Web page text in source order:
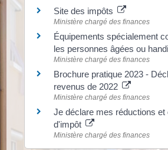
Site des impôts
Ministère chargé des finances
Équipements spécialement
les personnes âgées ou
Ministère chargé des finances
Brochure pratique 2023 -
revenus de 2022
Ministère chargé des finances
Je déclare mes réductions et
d'impôt
Ministère chargé des finances